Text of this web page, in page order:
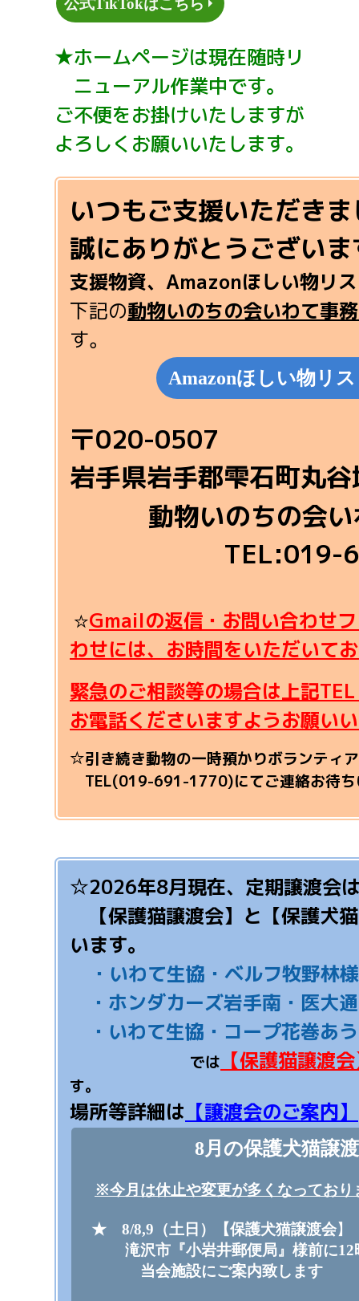
公式TikTokはこちら
★ホームページは現在随時リ
ニューアル作業中です。
ご不便をお掛けいたしますが
よろしくお願いいたします。
いつもご支援いただき
誠にありがとうござい
支援物資、Amazonほしい物リ
下記の動物いのちの会いわて事
す。
Amazonほしい物リ
〒020-0507
岩手県岩手郡雫石町丸
動物いのちの会
TEL:019-
☆Gmailの返信・お問い合わせ
わせには、お時間をいただいて
緊急のご相談等の場合は上記
お電話くださいますようお願い
☆引き続き動物の一時預かりボランティ
TEL(019-691-1770)にてご連絡お待
☆2026年8月現在、定期譲渡会
【保護猫譲渡会】と【保護犬
います。
・いわて生協・ベルフ牧野林様
・ホンダカーズ岩手南・医大
・いわて生協・コープ花巻あ
では 【保護猫譲渡
す。
場所等詳細は 【譲渡会のご案内】
8月の保護犬猫譲
※今月は休止や変更が多くなっており
★ 8/8,9（土日）【保護犬猫譲渡会】
滝沢市『小岩井郵便局』様前に12
当会施設にご案内致します